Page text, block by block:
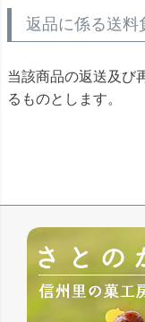
返品に係る送料
当該商品の返送及び
るものとします。